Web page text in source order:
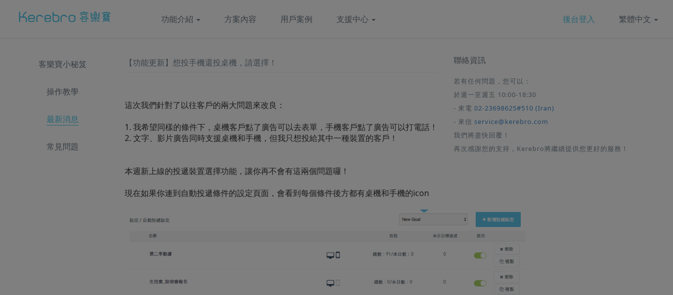
功能介紹 方案內容 用戶案例 支援中心 後台登入 繁體中文
客樂寶小秘笈
操作教學
最新消息
常見問題
【功能更新】想投手機還投桌機，請選擇！
這次我們針對了以往客戶的兩大問題來改良：
1. 我希望同樣的條件下，桌機客戶點了廣告可以去表單，手機客戶點了廣告可以打電話！
2. 文字、影片廣告同時支援桌機和手機，但我只想投給其中一種裝置的客戶！
本週新上線的投遞裝置選擇功能，讓你再不會有這兩個問題囉！
現在如果你連到自動投遞條件的設定頁面，會看到每個條件後方都有桌機和手機的icon
聯絡資訊
若有任何問題，您可以：
於週一至週五 10:00-18:30
- 來電 02-23698625#510 (Iran)
- 來信 service@kerebro.com
我們將盡快回覆！
再次感謝您的支持，Kerebro將繼續提供您更好的服務！